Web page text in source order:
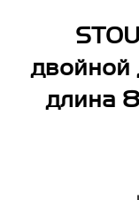
двойной
длина